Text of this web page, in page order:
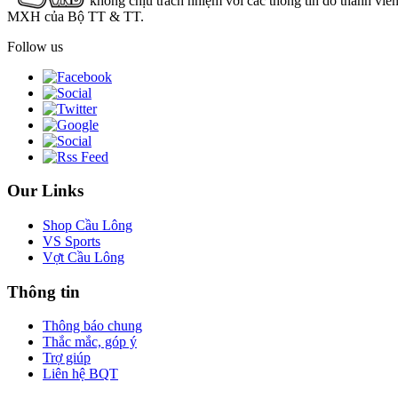
MXH của Bộ TT & TT.
Follow us
Our Links
Shop Cầu Lông
VS Sports
Vợt Cầu Lông
Thông tin
Thông báo chung
Thắc mắc, góp ý
Trợ giúp
Liên hệ BQT